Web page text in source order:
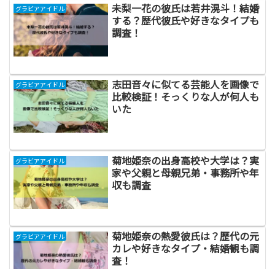
グラビアアイドル
未梨一花の彼氏は若井滉斗！結婚
する？歴代彼氏や好きなタイプも
調査！
グラビアアイドル
志田音々に似てる芸能人を画像で
比較検証！そっくりな人が何人も
いた
グラビアアイドル
菊地姫奈の出身高校や大学は？実
家や父親と母親兄弟・事務所や年
収も調査
グラビアアイドル
菊地姫奈の熱愛彼氏は？歴代の元
カレや好きなタイプ・結婚観も調
査！